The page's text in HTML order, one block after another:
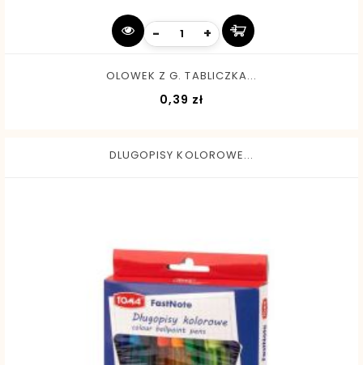
- +
OLOWEK Z G. TABLICZKA...
0,39 złCena
DLUGOPISY KOLOROWE...